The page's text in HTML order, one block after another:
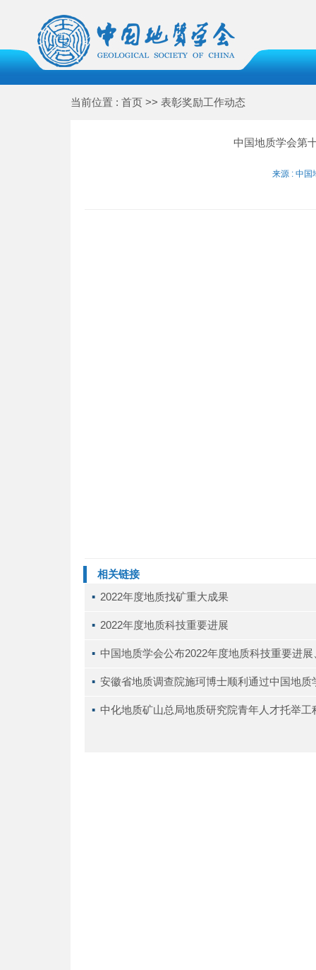
当前位置 : 首页 >> 表彰奖励工作动态
中国地质学会第
来源 : 中
相关链接
▪ 2022年度地质找矿重大成果
▪ 2022年度地质科技重要进展
▪ 中国地质学会公布2022年度地质科技重要进
▪ 安徽省地质调查院施珂博士顺利通过中国地
▪ 中化地质矿山总局地质研究院青年人才托举